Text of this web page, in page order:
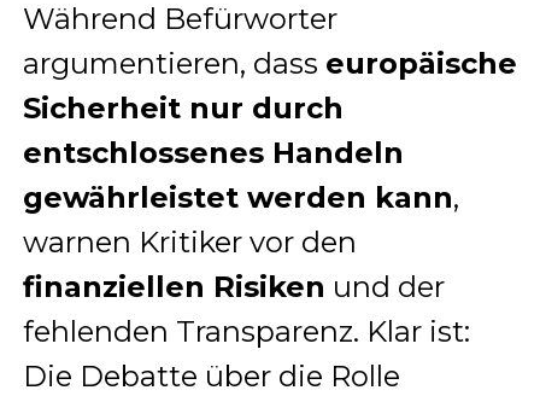
Während Befürworter
argumentieren, dass europäische
Sicherheit nur durch
entschlossenes Handeln
gewährleistet werden kann,
warnen Kritiker vor den
finanziellen Risiken und der
fehlenden Transparenz. Klar ist:
Die Debatte über die Rolle